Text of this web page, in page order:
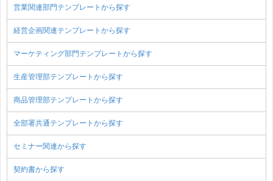
営業関連部門テンプレートから探す
経営企画関連テンプレートから探す
マーケティング部門テンプレートから探す
生産管理部テンプレートから探す
商品管理部テンプレートから探す
全部署共通テンプレートから探す
セミナー関連から探す
契約書から探す